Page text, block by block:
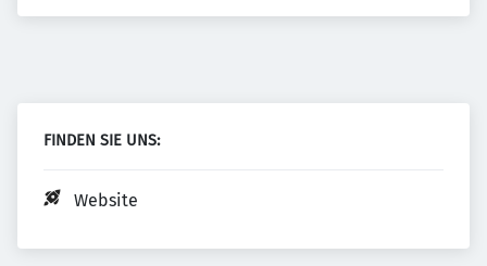
FINDEN SIE UNS:
Website